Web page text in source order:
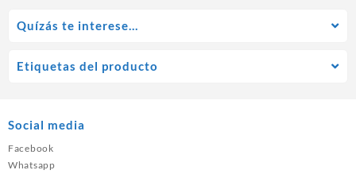
Quízás te interese…
Etiquetas del producto
Social media
Facebook
Whatsapp